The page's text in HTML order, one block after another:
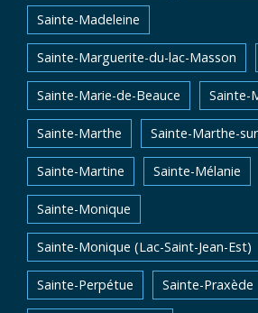
Sainte-Madeleine
Sainte-Marguerite-du-lac-Masson
Sainte-Marie-de-Beauce Sainte-
Sainte-Marthe Sainte-Marthe-
Sainte-Martine Sainte-Mélanie
Sainte-Monique
Sainte-Monique (Lac-Saint-Jean-Est)
Sainte-Perpétue Sainte-Praxède